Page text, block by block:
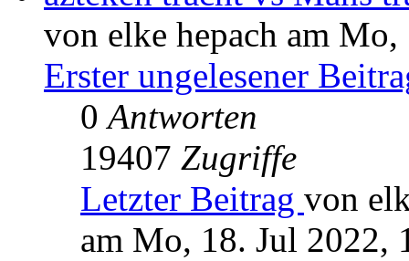
von elke hepach am
Erster ungelesener
0Antworten
19407 Zugriffe
Letzter Beitrag von
am Mo, 18. Jul 2022,